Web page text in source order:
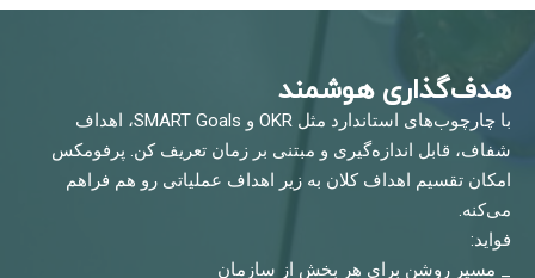
هدف‌گذاری هوشمند
با چارچوب‌های استاندارد مثل OKR و SMART Goals، اهداف
شفاف، قابل اندازه‌گیری و مبتنی بر زمان تعریف کن. پرفومکس
امکان تقسیم اهداف کلان به زیر اهداف عملیاتی رو هم فراهم
می‌کنه.
فواید:
_ مسیر روشن برای هر بخش از سازمان